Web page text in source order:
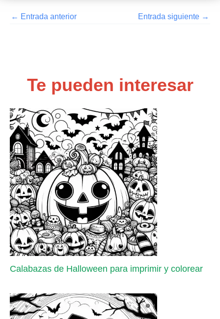
← Entrada anterior Entrada siguiente →
Te pueden interesar
Calabazas de Halloween para imprimir y colorear